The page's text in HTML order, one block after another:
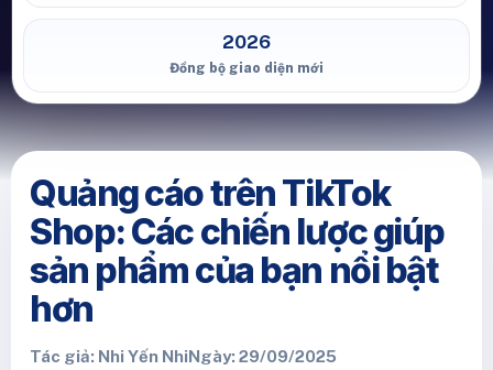
2026
Đồng bộ giao diện mới
Quảng cáo trên TikTok
Shop: Các chiến lược giúp
sản phẩm của bạn nổi bật
hơn
Tác giả: Nhi Yến NhiNgày: 29/09/2025